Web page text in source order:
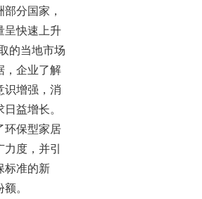
分国家，
呈快速上升
的当地市场
，企业了解
识增强，消
益增长。
环保型家居
度，并引
标准的新
。